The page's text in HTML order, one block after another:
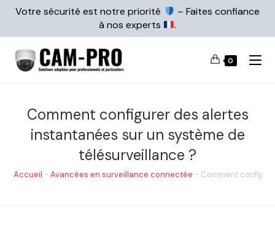
Votre sécurité est notre priorité
– Faites confiance
à nos experts
.
0
Comment configurer des alertes
instantanées sur un système de
télésurveillance ?
Accueil -Avancées en surveillance connectée - Comment